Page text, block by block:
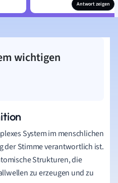
Antwort zeigen
wichtigen
System im menschlichen
der Stimme verantwortlich ist.
Strukturen, die
zu erzeugen und zu